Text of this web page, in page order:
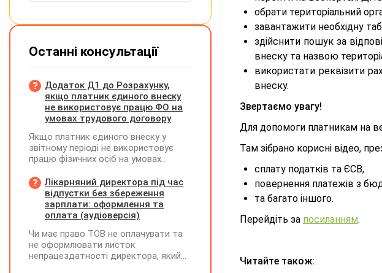
обрати територіальний
завантажити необхідну
здійснити пошук за
внеску та назвою
використати реквізити
внеску.
Звертаємо увагу!
Для допомоги платникам на
Там зібрано корисні відео,
сплату податків та ЄСВ,
повернення платежів з
та багато іншого.
Перейдіть за посиланням.
Читайте також:
Останні консультації
Додаток Д1 до Розрахунку,
якщо платник єдиного внеску
не використовує працю ФО на
умовах трудового договору
Якщо платник єдиного внеску у
звітному періоді не використовує
працю фізичних осіб на умовах
на інших умовах, передбачених
законодавством, Додаток Д1/
Додаток ФІЗ-Д1 за відповідний
період не подається
Лікарняний директора під час
відпустки без збереження
зарплати: оформлення та
оплата (аудіоверсія)
Чи має право ТОВ не оплачувати та
не оформлювати листок
непрацездатності директора, який